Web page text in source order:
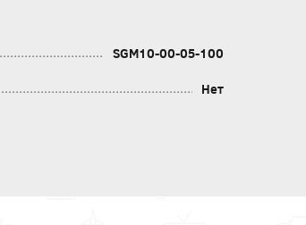
SGM10-00-05-100
Нет